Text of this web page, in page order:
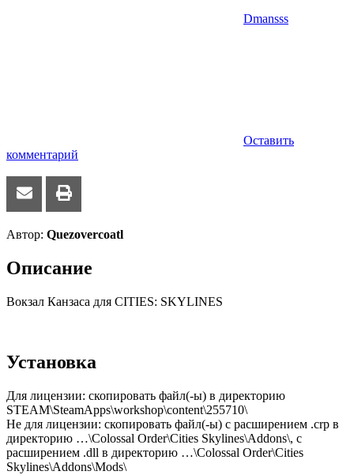
Dmansss
Оставить
комментарий
Автор: Quezovercoatl
Описание
Вокзал Канзаса для CITIES: SKYLINES
Установка
Для лицензии: скопировать файл(-ы) в директорию
STEAM\SteamApps\workshop\content\255710\
Не для лицензии: скопировать файл(-ы) с расширением .crp в
директорию …\Colossal Order\Cities Skylines\Addons\, с
расширением .dll в директорию …\Colossal Order\Cities
Skylines\Addons\Mods\